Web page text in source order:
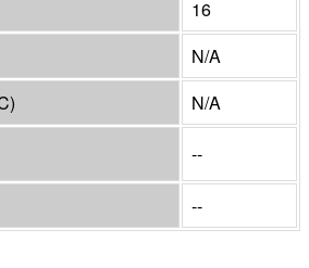
16
N/A
) N/A
--
--